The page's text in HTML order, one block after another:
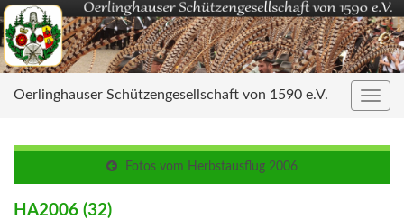
Oerlinghauser Schützengesellschaft von 1590 e.V.
Fotos vom Herbstausflug 2006
HA2006 (32)